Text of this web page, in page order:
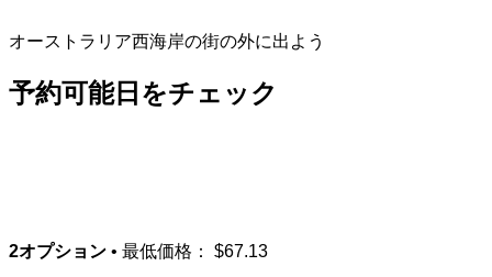
オーストラリア西海岸の街の外に出よう
予約可能日をチェック
2オプション • 最低価格： $67.13